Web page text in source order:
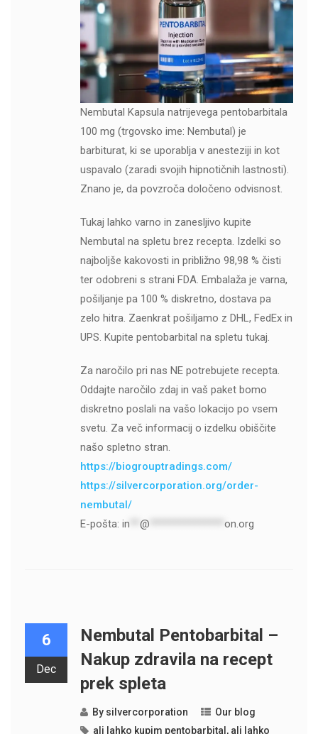
Nembutal Kapsula natrijevega pentobarbitala
100 mg (trgovsko ime: Nembutal) je
barbiturat, ki se uporablja v anesteziji in kot
uspavalo (zaradi svojih hipnotičnih lastnosti).
Znano je, da povzroča določeno odvisnost.
Tukaj lahko varno in zanesljivo kupite
Nembutal na spletu brez recepta. Izdelki so
najboljše kakovosti in približno 98,98 % čisti
ter odobreni s strani FDA. Embalaža je varna,
pošiljanje pa 100 % diskretno, dostava pa
zelo hitra. Zaenkrat pošiljamo z DHL, FedEx in
UPS. Kupite pentobarbital na spletu tukaj.
Za naročilo pri nas NE potrebujete recepta.
Oddajte naročilo zdaj in vaš paket bomo
diskretno poslali na vašo lokacijo po vsem
svetu. Za več informacij o izdelku obiščite
našo spletno stran.
https://biogrouptradings.com/
https://silvercorporation.org/order-
nembutal/
E-pošta: in @ on.org
6
Dec
Nembutal Pentobarbital –
Nakup zdravila na recept
prek spleta
By silvercorporation
Our blog
ali lahko kupim pentobarbital , ali lahko